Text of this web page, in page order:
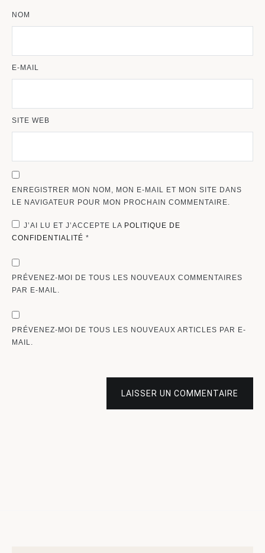
NOM
E-MAIL
SITE WEB
ENREGISTRER MON NOM, MON E-MAIL ET MON SITE DANS
LE NAVIGATEUR POUR MON PROCHAIN COMMENTAIRE.
J’AI LU ET J’ACCEPTE LA POLITIQUE DE
CONFIDENTIALITÉ *
PRÉVENEZ-MOI DE TOUS LES NOUVEAUX COMMENTAIRES
PAR E-MAIL.
PRÉVENEZ-MOI DE TOUS LES NOUVEAUX ARTICLES PAR E-
MAIL.
LAISSER UN COMMENTAIRE